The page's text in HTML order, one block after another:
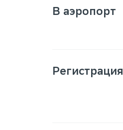
В аэропорт
Регистрация